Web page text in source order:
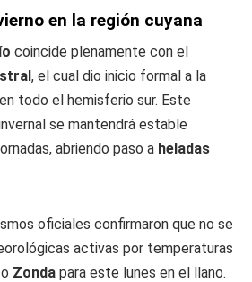
en la región cuyana
coincide plenamente con el
, el cual dio inicio formal a la
en todo el hemisferio sur. Este
se mantendrá estable
abriendo paso a heladas
oficiales confirmaron que no se
activas por temperaturas
Zonda para este lunes en el llano.